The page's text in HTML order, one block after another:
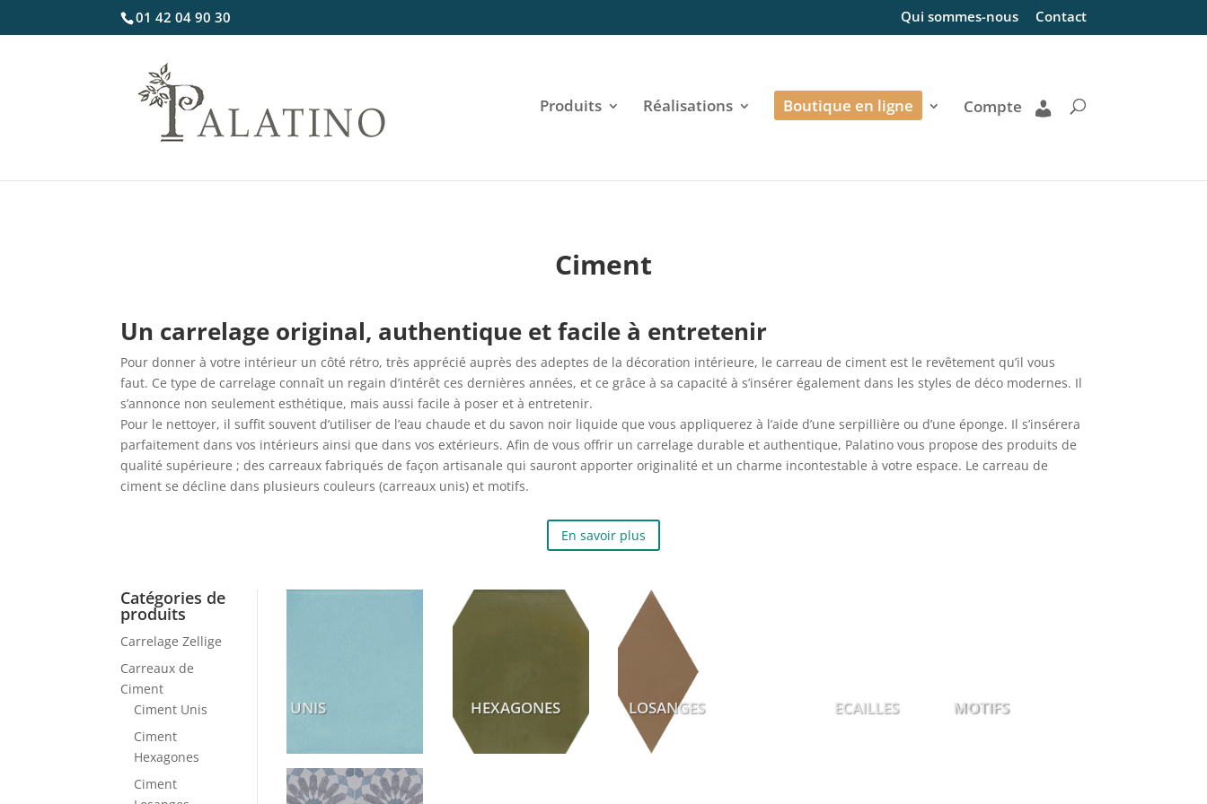
01 42 04 90 30 Qui sommes-nous Contact
Produits Réalisations Boutique en ligne Compte
Ciment
Un carrelage original, authentique et facile à entretenir
Pour donner à votre intérieur un côté rétro, très apprécié auprès des adeptes de la décoration intérieure, le carreau de ciment est le revêtement qu’il vous
faut. Ce type de carrelage connaît un regain d’intérêt ces dernières années, et ce grâce à sa capacité à s’insérer également dans les styles de déco modernes. Il
s’annonce non seulement esthétique, mais aussi facile à poser et à entretenir.
Pour le nettoyer, il suffit souvent d’utiliser de l’eau chaude et du savon noir liquide que vous appliquerez à l’aide d’une serpillière ou d’une éponge. Il s’insérera
parfaitement dans vos intérieurs ainsi que dans vos extérieurs. Afin de vous offrir un carrelage durable et authentique, Palatino vous propose des produits de
qualité supérieure ; des carreaux fabriqués de façon artisanale qui sauront apporter originalité et un charme incontestable à votre espace. Le carreau de
ciment se décline dans plusieurs couleurs (carreaux unis) et motifs.
En savoir plus
Catégories de
produits
Carrelage Zellige
Carreaux de
Ciment
Ciment Unis
Ciment
Hexagones
Ciment
UNIS HEXAGONES LOSANGES ECAILLES MOTIFS